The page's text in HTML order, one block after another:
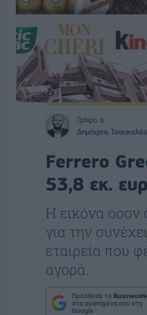
Γράφει ο
Δημήτρης Τσουκαλάς
Ferrero
53,8 εκ.
Η εικόνα όσον
για την
εταιρεία που
αγορά.
Πρόσθεσε το
στα αγαπημένα σου στη
Google